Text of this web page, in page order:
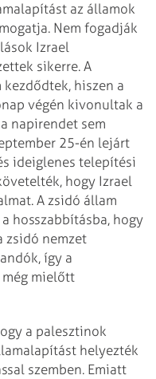
az államok
Nem fogadják
Izrael
sikerre. A
hiszen a
végén kivonultak a
napirendet sem
25-én lejárt
ideiglenes telepítési
hogy Izrael
A zsidó állam
hosszabbításba, hogy
zsidó nemzet
így a
mielőtt
a palesztinok
helyezték
szemben. Emiatt